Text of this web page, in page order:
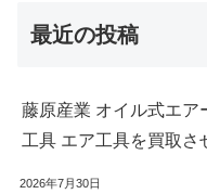
最近の投稿
藤原産業 オイル式エア
工具 エア工具を買取さ
2026年7月30日